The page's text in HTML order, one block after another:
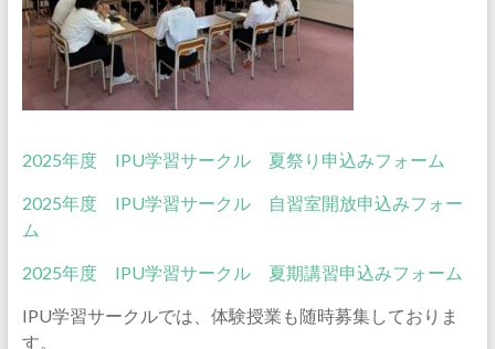
生
の
学
2025年度 IPU学習サークル 夏祭り申込みフォーム
2025年度 IPU学習サークル 自習室開放申込みフォー
ム
2025年度 IPU学習サークル 夏期講習申込みフォーム
IPU学習サークルでは、体験授業も随時募集しておりま
す。